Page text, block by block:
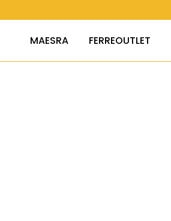
MAESRA FERREOUTLET